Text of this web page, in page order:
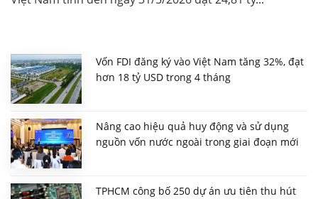
Vốn FDI đăng ký vào Việt Nam tăng 32%, đạt
hơn 18 tỷ USD trong 4 tháng
Nâng cao hiệu quả huy động và sử dụng
nguồn vốn nước ngoài trong giai đoạn mới
TPHCM công bố 250 dự án ưu tiên thu hút